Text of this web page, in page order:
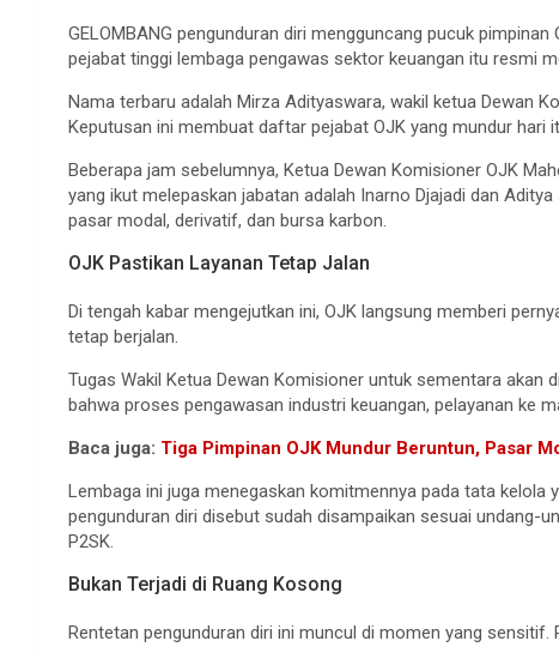
GELOMBANG pengunduran diri mengguncang pucuk
pejabat tinggi lembaga pengawas sektor keuangan itu resmi
Nama terbaru adalah Mirza Adityaswara, wakil ketua Dewan
Keputusan ini membuat daftar pejabat OJK yang mundur hari
Beberapa jam sebelumnya, Ketua Dewan Komisioner OJK
yang ikut melepaskan jabatan adalah Inarno Djajadi dan
pasar modal, derivatif, dan bursa karbon.
OJK Pastikan Layanan Tetap Jalan
Di tengah kabar mengejutkan ini, OJK langsung memberi
tetap berjalan.
Tugas Wakil Ketua Dewan Komisioner untuk sementara akan
bahwa proses pengawasan industri keuangan, pelayanan ke
Baca juga: Tiga Pimpinan OJK Mundur Beruntun, Pasar
Lembaga ini juga menegaskan komitmennya pada tata kelola
pengunduran diri disebut sudah disampaikan sesuai undang-
P2SK.
Bukan Terjadi di Ruang Kosong
Rentetan pengunduran diri ini muncul di momen yang